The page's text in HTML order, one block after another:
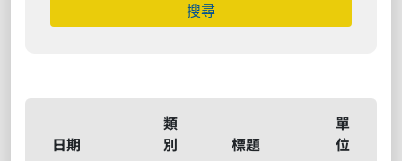
日期
類
別
標題
單
位